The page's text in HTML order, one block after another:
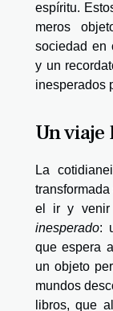
espíritu.
meros
sociedad en
y un
inesperados
Un
La
transformada
el ir y venir
inesperado:
que espera
un objeto
mundos
libros, que